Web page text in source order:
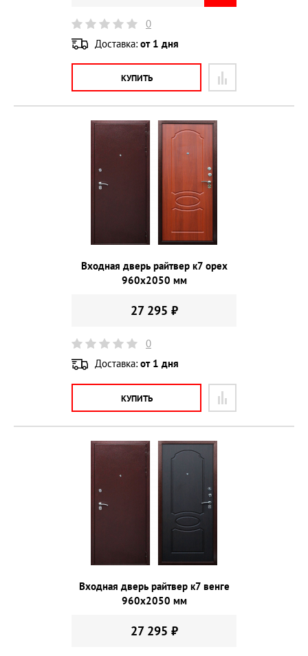
0
Доставка: от 1 дня
КУПИТЬ
Входная дверь райтвер к7 орех
960х2050 мм
27 295 ₽
0
Доставка: от 1 дня
КУПИТЬ
Входная дверь райтвер к7 венге
960х2050 мм
27 295 ₽